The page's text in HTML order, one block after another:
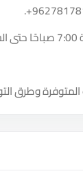
.
وطرق